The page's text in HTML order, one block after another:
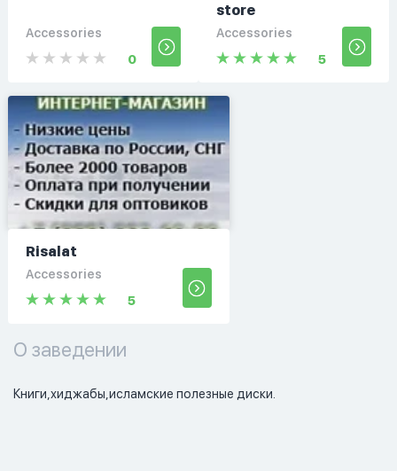
Accessories
0
store
Accessories
5
Risalat
Accessories
5
О заведении
Книги,хиджабы,исламские полезные диски.